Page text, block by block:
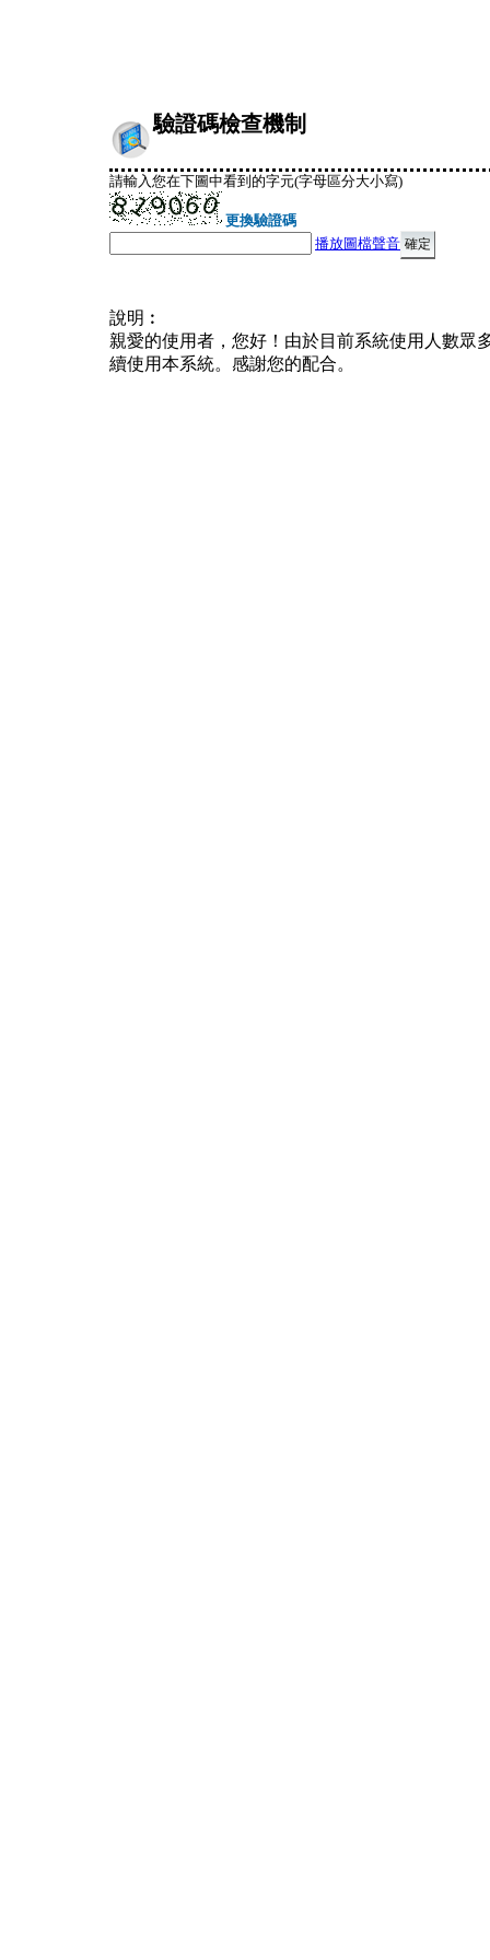
驗證碼檢查機制
請輸入您在下圖中看到的字元(字母區分大小寫)
更換驗證碼
播放圖檔聲音
說明︰
親愛的使用者，您好！由於目前系統使用人數眾
續使用本系統。感謝您的配合。